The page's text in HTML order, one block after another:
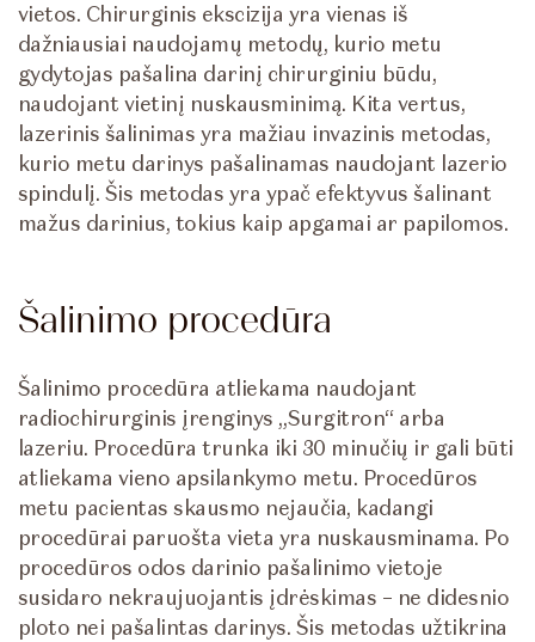
vietos. Chirurginis ekscizija yra vienas iš
dažniausiai naudojamų metodų, kurio metu
gydytojas pašalina darinį chirurginiu būdu,
naudojant vietinį nuskausminimą. Kita vertus,
lazerinis šalinimas yra mažiau invazinis metodas,
kurio metu darinys pašalinamas naudojant lazerio
spindulį. Šis metodas yra ypač efektyvus šalinant
mažus darinius, tokius kaip apgamai ar papilomos.
Šalinimo procedūra
Šalinimo procedūra atliekama naudojant
radiochirurginis įrenginys „Surgitron“ arba
lazeriu. Procedūra trunka iki 30 minučių ir gali būti
atliekama vieno apsilankymo metu. Procedūros
metu pacientas skausmo nejaučia, kadangi
procedūrai paruošta vieta yra nuskausminama. Po
procedūros odos darinio pašalinimo vietoje
susidaro nekraujuojantis įdrėskimas – ne didesnio
ploto nei pašalintas darinys. Šis metodas užtikrina